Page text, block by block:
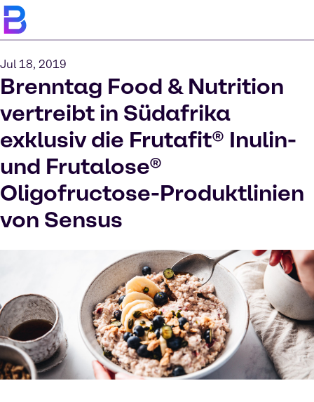
Jul 18, 2019
Brenntag Food & Nutrition
vertreibt in Südafrika
exklusiv die Frutafit® Inulin-
und Frutalose®
Oligofructose-Produktlinien
von Sensus